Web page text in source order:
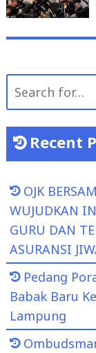
Search
Recent
OJK
WUJUDKAN
GURU DAN
ASURANSI
Pedang
Babak Baru
Lampung